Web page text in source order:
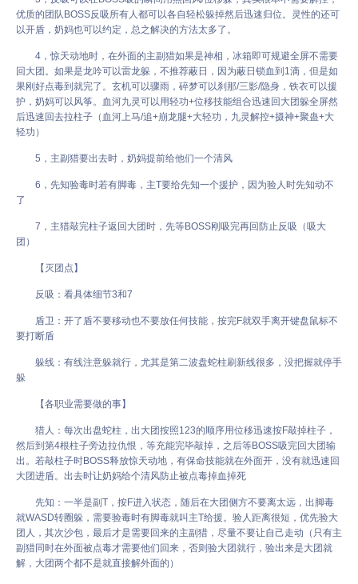
优质的团队BOSS反吸所有人都可以各自轻松躲掉然后迅速归位。灵性的还可
以开盾，奶妈也可以约定，总之解决的方法太多了。
4，惊天动地时，在外面的主副猎如果是神相，冰箱即可规避全屏不需要
回大团。如果是龙吟可以雷龙躲，不推荐蔽日，因为蔽日锁血到1滴，但是如
果刚好点毒到就完了。玄机可以骤雨，碎梦可以刹那/三影/隐身，铁衣可以援
护，奶妈可以风筝。血河九灵可以用轻功+位移技能组合迅速回大团躲全屏然
后迅速回去拉柱子（血河上马/追+崩龙腿+大轻功，九灵解控+摄神+聚蛊+大
轻功）
5，主副猎要出去时，奶妈提前给他们一个清风
6，先知验毒时若有脚毒，主T要给先知一个援护，因为验人时先知动不
了
7，主猎敲完柱子返回大团时，先等BOSS刚吸完再回防止反吸（吸大
团）
【灭团点】
反吸：看具体细节3和7
盾卫：开了盾不要移动也不要放任何技能，按完F就双手离开键盘鼠标不
要打断盾
躲线：有线注意躲就行，尤其是第二波盘蛇柱刷新线很多，没把握就停手
躲
【各职业需要做的事】
猎人：每次出盘蛇柱，出大团按照123的顺序用位移迅速按F敲掉柱子，
然后到第4根柱子旁边拉仇恨，等充能完毕敲掉，之后等BOSS吸完回大团输
出。若敲柱子时BOSS释放惊天动地，有保命技能就在外面开，没有就迅速回
大团进盾。出去时让奶妈给个清风防止被点毒掉血掉死
先知：一半是副T，按F进入状态，随后在大团侧方不要离太远，出脚毒
就WASD转圈躲，需要验毒时有脚毒就叫主T给援。验人距离很短，优先验大
团人，其次沙包，最后才是需要回来的主副猎，尽量不要让自己走动（只有主
副猎同时在外面被点毒才需要他们回来，否则验大团就行，验出来是大团就
解，大团两个都不是就直接解外面的）